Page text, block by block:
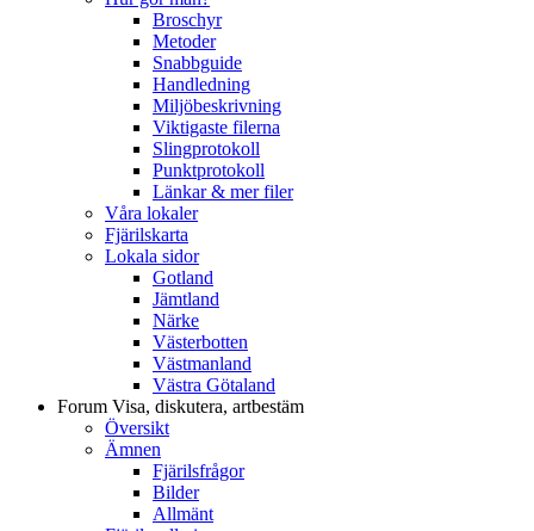
Broschyr
Metoder
Snabbguide
Handledning
Miljöbeskrivning
Viktigaste filerna
Slingprotokoll
Punktprotokoll
Länkar & mer filer
Våra lokaler
Fjärilskarta
Lokala sidor
Gotland
Jämtland
Närke
Västerbotten
Västmanland
Västra Götaland
Forum Visa, diskutera, artbestäm
Översikt
Ämnen
Fjärilsfrågor
Bilder
Allmänt